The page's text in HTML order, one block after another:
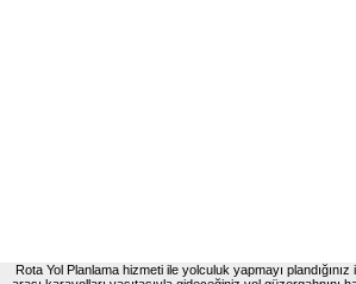
Rota Yol Planlama hizmeti ile yolculuk yapmayı